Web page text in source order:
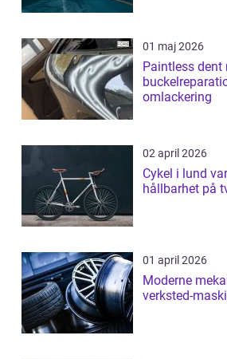
01 maj 2026
Paintless dent repair
omlackering
02 april 2026
Cykel i lund vardag, frihet och
hållbarhet på
01 april 2026
Moderne
verksted-